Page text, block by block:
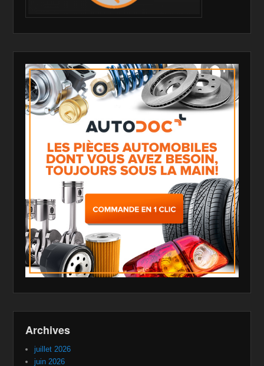
Archives
juillet 2026
juin 2026